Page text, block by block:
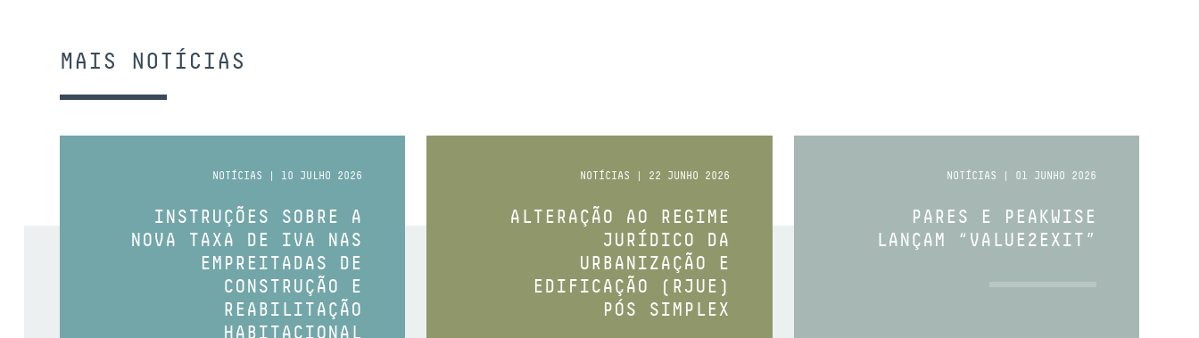
MAIS NOTÍCIAS
NOTÍCIAS | 10 JULHO 2026
INSTRUÇÕES SOBRE A
NOVA TAXA DE IVA NAS
EMPREITADAS DE
CONSTRUÇÃO E
REABILITAÇÃO
HABITACIONAL
NOTÍCIAS | 22 JUNHO 2026
ALTERAÇÃO AO REGIME
JURÍDICO DA
URBANIZAÇÃO E
EDIFICAÇÃO (RJUE)
PÓS SIMPLEX
NOTÍCIAS | 01 JUNHO 2026
PARES E PEAKWISE
LANÇAM “VALUE2EXIT”